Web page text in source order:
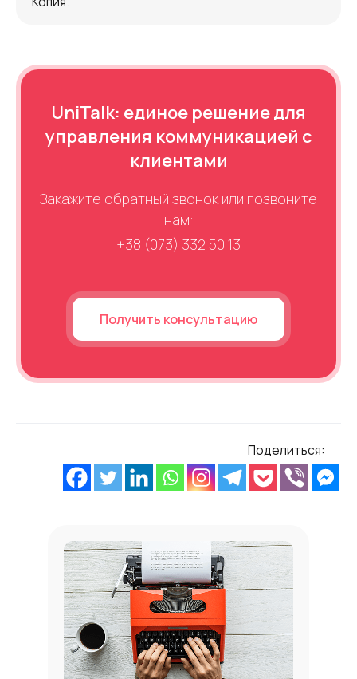
UniTalk: единое решение для
управления коммуникацией с
клиентами
Закажите обратный звонок или позвоните
нам:
+38 (073) 332 50 13
Получить консультацию
Поделиться: